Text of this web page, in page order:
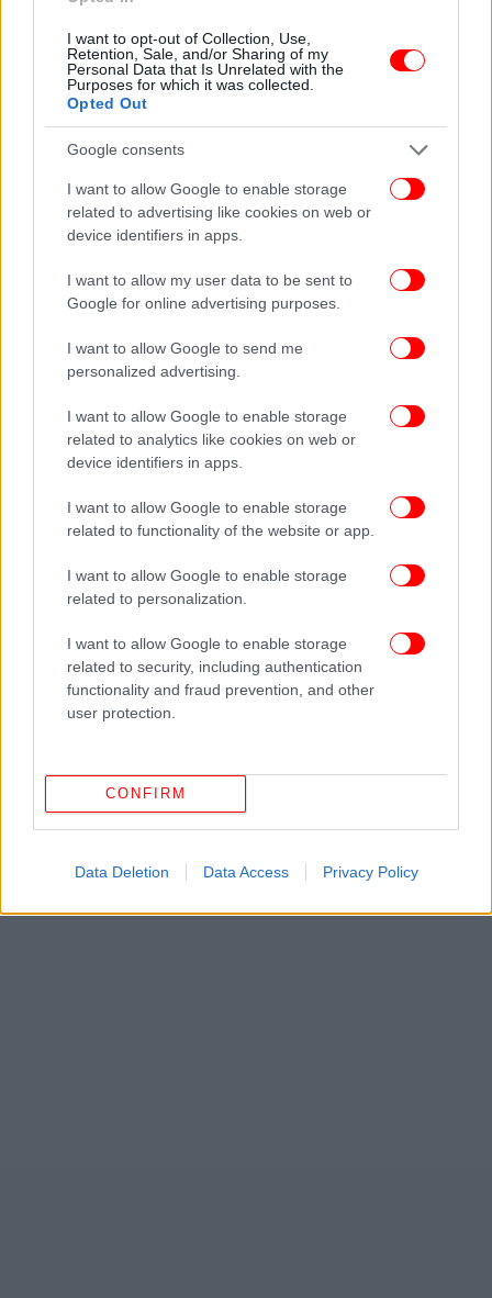
I want to opt-out of Collection, Use,
Retention, Sale, and/or Sharing of my
Personal Data that Is Unrelated with the
Purposes for which it was collected.
Opted Out
Google consents
I want to allow Google to enable storage
related to advertising like cookies on web or
device identifiers in apps.
I want to allow my user data to be sent to
Google for online advertising purposes.
I want to allow Google to send me
personalized advertising.
I want to allow Google to enable storage
related to analytics like cookies on web or
device identifiers in apps.
I want to allow Google to enable storage
related to functionality of the website or app.
I want to allow Google to enable storage
related to personalization.
I want to allow Google to enable storage
related to security, including authentication
functionality and fraud prevention, and other
user protection.
CONFIRM
Data Deletion Data Access Privacy Policy